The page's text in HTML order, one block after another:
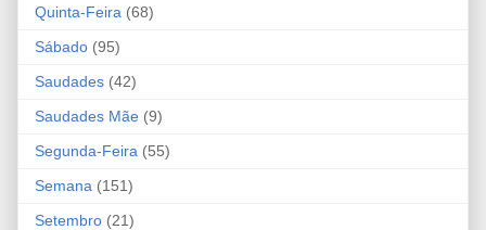
Quinta-Feira (68)
Sábado (95)
Saudades (42)
Saudades Mãe (9)
Segunda-Feira (55)
Semana (151)
Setembro (21)